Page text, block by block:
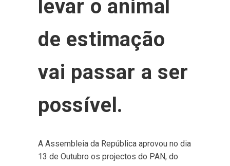
levar o animal
de estimação
vai passar a ser
possível.
A Assembleia da República aprovou no dia
13 de Outubro os projectos do PAN, do